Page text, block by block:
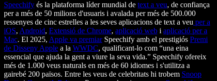
Speechify és la plataforma líder mundial de text a veu, de confiança
per a més de 50 milions d'usuaris i avalada per més de 500.000
ressenyes de cinc estrelles a les seves aplicacions de text a veu per a
iOS, Android, Extensió de Chrome, aplicació web i aplicació per a
Mac. El 2025, Apple va premiarSpeechify amb el prestigiós Premi
de Disseny Apple a la WWDC, qualificant-lo com “una eina
essencial que ajuda la gent a viure la seva vida.” Speechify ofereix
més de 1.000 veus naturals en més de 60 idiomes i s'utilitza a
gairebé 200 països. Entre les veus de celebritats hi trobem Snoop